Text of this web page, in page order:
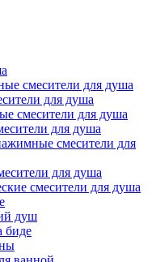
смесители для душа
для душа
смесители для душа
для душа
смесители для
для душа
смесители для душа
душ
биде